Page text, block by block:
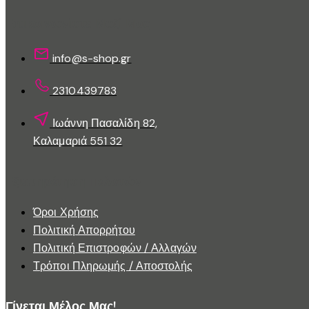
σελίδα
του
info@s-shop.gr
2310439783
Ιωάννη Πασαλίδη 82,
Καλαμαριά 551 32
Όροι Χρήσης
Πολιτική Απορρήτου
Πολιτική Επιστροφών / Αλλαγών
Τρόποι Πληρωμής / Αποστολής
Γίνεται Μέλος Μας!